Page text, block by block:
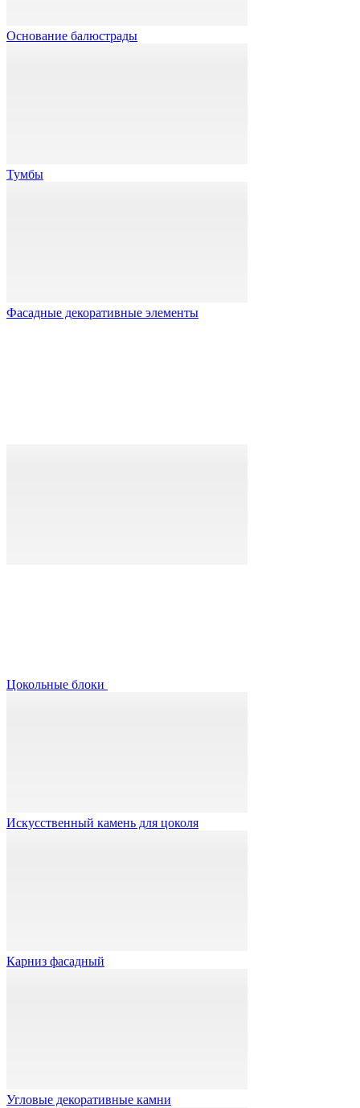
Основание балюстрады
Тумбы
Фасадные декоративные элементы
Цокольные блоки
Искусственный камень для цоколя
Карниз фасадный
Угловые декоративные камни